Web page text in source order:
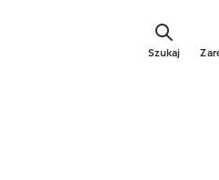
Szukaj